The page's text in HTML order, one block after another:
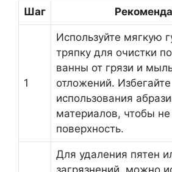
Шаг
1
Используйте мягкую
тряпку для очистки
ванны от грязи и
отложений. Избегайте
использования
материалов, чтобы
поверхность.
Для удаления пятен
загрязнений, можно